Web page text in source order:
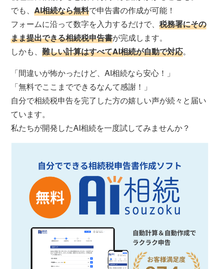
でも、AI相続なら無料で申告書の作成が可能！
フォームに沿って数字を入力するだけで、税務署にその
まま提出できる相続税申告書が完成します。
しかも、難しい計算はすべてAI相続が自動で対応。
「間違いが怖かったけど、AI相続なら安心！」
「無料でここまでできるなんて感謝！」
自分で相続税申告を完了した方の嬉しい声が続々と届い
ています。
私たちが開発したAI相続を一度試してみませんか？